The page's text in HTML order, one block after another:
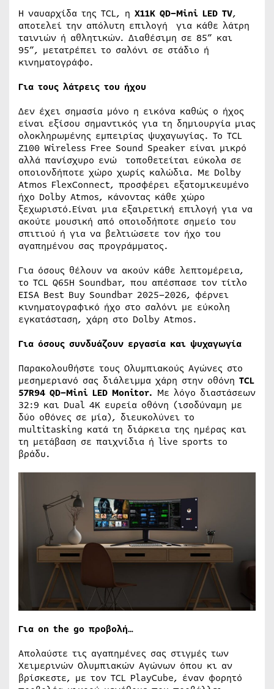
Η ναυαρχίδα της TCL, η X11K QD–Mini LED TV,
αποτελεί την απόλυτη επιλογή για κάθε λάτρη
ταινιών ή αθλητικών. Διαθέσιμη σε 85” και
95”, μετατρέπει το σαλόνι σε στάδιο ή
κινηματογράφο.
Για τους λάτρεις του ήχου
Δεν έχει σημασία μόνο η εικόνα καθώς ο ήχος
είναι εξίσου σημαντικός για τη δημιουργία μιας
ολοκληρωμένης εμπειρίας ψυχαγωγίας. Το TCL
Z100 Wireless Free Sound Speaker είναι μικρό
αλλά πανίσχυρο ενώ τοποθετείται εύκολα σε
οποιονδήποτε χώρο χωρίς καλώδια. Με Dolby
Atmos FlexConnect, προσφέρει εξατομικευμένο
ήχο Dolby Atmos, κάνοντας κάθε χώρο
ξεχωριστό.Είναι μια εξαιρετική επιλογή για να
ακούτε μουσική από οποιοδήποτε σημείο του
σπιτιού ή για να βελτιώσετε τον ήχο του
αγαπημένου σας προγράμματος.
Για όσους θέλουν να ακούν κάθε λεπτομέρεια,
το TCL Q65H Soundbar, που απέσπασε τον τίτλο
EISA Best Buy Soundbar 2025–2026, φέρνει
κινηματογραφικό ήχο στο σαλόνι με εύκολη
εγκατάσταση, χάρη στο Dolby Atmos.
Για όσους συνδυάζουν εργασία και ψυχαγωγία
Παρακολουθήστε τους Ολυμπιακούς Αγώνες στο
μεσημεριανό σας διάλειμμα χάρη στην οθόνη TCL
57R94 QD–Mini LED Monitor. Με λόγο διαστάσεων
32:9 και Dual 4K ευρεία οθόνη (ισοδύναμη με
δύο οθόνες σε μία), διευκολύνει το
multitasking κατά τη διάρκεια της ημέρας και
τη μετάβαση σε παιχνίδια ή live sports το
βράδυ.
Για on the go προβολή…
Απολαύστε τις αγαπημένες σας στιγμές των
Χειμερινών Ολυμπιακών Αγώνων όπου κι αν
βρίσκεστε, με τον TCL PlayCube, έναν φορητό